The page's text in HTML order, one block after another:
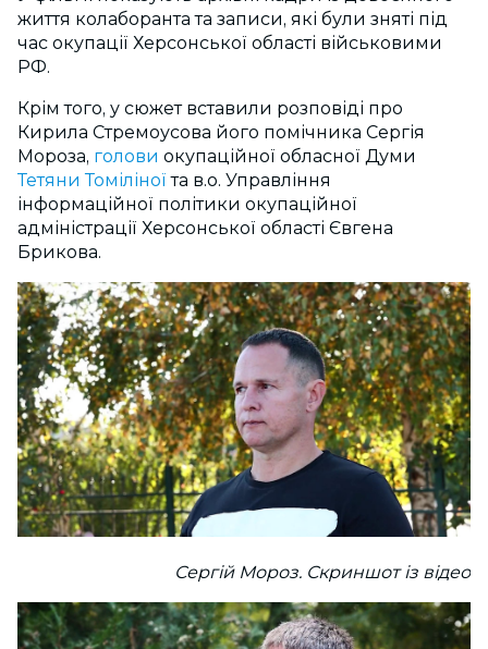
життя колаборанта та записи, які були зняті під
час окупації Херсонської області військовими
РФ.
Крім того, у сюжет вставили розповіді про
Кирила Стремоусова його помічника Сергія
Мороза, голови окупаційної обласної Думи
Тетяни Томіліної та в.о. Управління
інформаційної політики окупаційної
адміністрації Херсонської області Євгена
Брикова.
Сергій Мороз. Скриншот із відео